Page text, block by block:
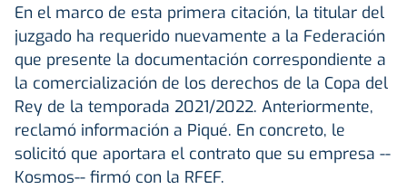
En el marco de esta primera citación, la titular del
juzgado ha requerido nuevamente a la Federación
que presente la documentación correspondiente a
la comercialización de los derechos de la Copa del
Rey de la temporada 2021/2022. Anteriormente,
reclamó información a Piqué. En concreto, le
solicitó que aportara el contrato que su empresa --
Kosmos-- firmó con la RFEF.